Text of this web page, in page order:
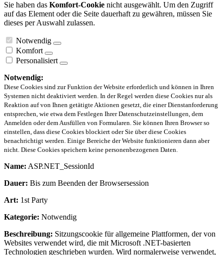
Sie haben das Komfort-Cookie nicht ausgewählt. Um den Zugriff
auf das Element oder die Seite dauerhaft zu gewähren, müssen Sie
dieses per Auswahl zulassen.
Notwendig
Komfort
Personalisiert
Notwendig:
Diese Cookies sind zur Funktion der Website erforderlich und können in Ihren
Systemen nicht deaktiviert werden. In der Regel werden diese Cookies nur als
Reaktion auf von Ihnen getätigte Aktionen gesetzt, die einer Dienstanforderung
entsprechen, wie etwa dem Festlegen Ihrer Datenschutzeinstellungen, dem
Anmelden oder dem Ausfüllen von Formularen. Sie können Ihren Browser so
einstellen, dass diese Cookies blockiert oder Sie über diese Cookies
benachrichtigt werden. Einige Bereiche der Website funktionieren dann aber
nicht. Diese Cookies speichern keine personenbezogenen Daten.
Name: ASP.NET_SessionId
Dauer: Bis zum Beenden der Browsersession
Art: 1st Party
Kategorie: Notwendig
Beschreibung: Sitzungscookie für allgemeine Plattformen, der von
Websites verwendet wird, die mit Microsoft .NET-basierten
Technologien geschrieben wurden. Wird normalerweise verwendet,